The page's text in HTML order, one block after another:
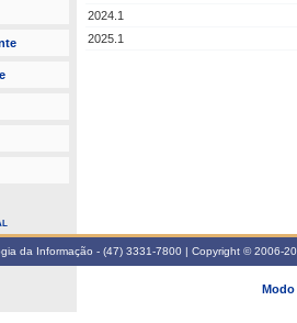
2024.1
2025.1
da Informação - (47) 3331-7800 | Copyright © 2006-
Modo